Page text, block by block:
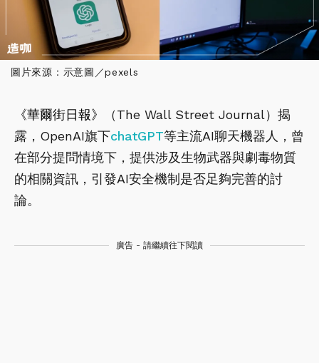
圖片來源：示意圖／pexels
《華爾街日報》
（The Wall Street Journal）揭
露，OpenAI旗下chatGPT等主流AI聊天機器人，曾
在部分提問情境下，提供涉及生物武器與劇毒物質
的相關資訊，引發AI安全機制是否足夠完善的討
論。
廣告 - 請繼續往下閱讀